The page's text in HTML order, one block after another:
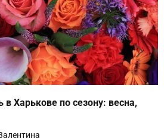
Харькове по сезону: весна,